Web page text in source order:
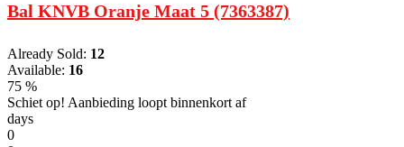
Bal KNVB Oranje Maat 5 (7363387)
Already Sold: 12
Available: 16
75 %
Schiet op! Aanbieding loopt binnenkort af
days
0